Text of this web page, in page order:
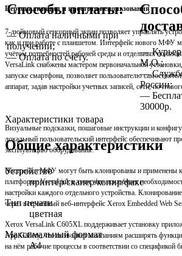
Персонализация и простота использования
7-дюймовый сенсорный экран позволяет управлять
как и при работе с планшетом. Интерфейс нового МФУ
учётом потребностей рабочей среды и отдельных
VersaLink снабжены мастером первоначальной
запуске смартфона, позволяет пользователю
аппарат, задав настройки учетных записей, сети,
Визуальные подсказки, пошаговые инструкции и
локальный пользовательский интерфейс обеспечивают
эксплуатацию оборудования.
Настройки МФУ могут быть клонированы и применены
платформе VersaLink в сети, что исключает
настройки каждого отдельного устройства.
через встроенный веб-интерфейс Xerox Embedded Web
Xerox VersaLink C605XL поддерживает установку
App Gallery, что позволяет компаниям расширять
на нём рабочие процессы в соответствии со спецификой
Способы оплаты:
— Оплата наличными при
получении;
— Оплата по счёту.
—
М.О.;
—
России;
—
30000р.
Характеристики товара
Общие характеристики
Устройство
принтер/сканер/копир/факс
Тип печати
цветная
Максимальный формат
A4